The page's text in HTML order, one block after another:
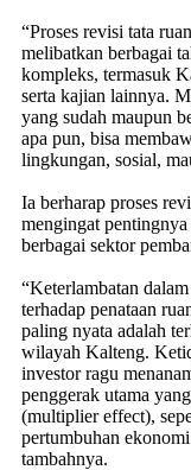
“Proses revisi tata
melibatkan berbagai
kompleks, termasuk
serta kajian lainnya.
yang sudah maupun
apa pun, bisa
lingkungan, sosial,
Ia berharap proses
mengingat
berbagai sektor
“Keterlambatan
terhadap penataan
paling nyata adalah
wilayah Kalteng.
investor ragu
penggerak utama
(multiplier effect),
pertumbuhan
tambahnya.